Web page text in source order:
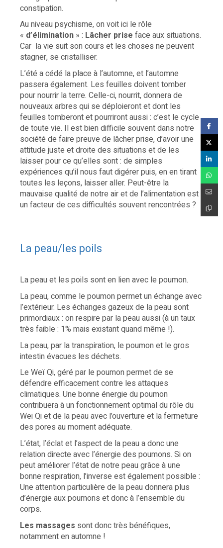
constipation.
Au niveau psychisme, on voit ici le rôle
« d’élimination » : Lâcher prise face aux situations.
Car la vie suit son cours et les choses ne peuvent
stagner, se cristalliser.
L’été a cédé la place à l’automne, et l’automne
passera également. Les feuilles doivent tomber
pour nourrir la terre. Celle-ci, nourrit, donnera de
nouveaux arbres qui se déploieront et dont les
feuilles tomberont et pourriront aussi : c’est le cycle
de toute vie. Il est bien difficile souvent dans notre
société de faire preuve de lâcher prise, d’avoir une
attitude juste et droite des situations et de les
laisser pour ce qu’elles sont : de simples
expériences qu’il nous faut digérer puis, en en tirant
toutes les leçons, laisser aller. Peut-être la
mauvaise qualité de notre air et de l’alimentation est
un facteur de ces difficultés souvent rencontrées ?
La peau/les poils
La peau et les poils sont en lien avec le poumon.
La peau, comme le poumon permet un échange avec
l’extérieur. Les échanges gazeux de la peau sont
primordiaux : on respire par la peau aussi (à un taux
très faible : 1% mais existant quand même !).
La peau, par la transpiration, le poumon et le gros
intestin évacues les déchets.
Le Weï Qi, géré par le poumon permet de se
défendre efficacement contre les attaques
climatiques. Une bonne énergie du poumon
contribuera à un fonctionnement optimal du rôle du
Wei Qi et de la peau avec l’ouverture et la fermeture
des pores au moment adéquate.
L’état, l’éclat et l’aspect de la peau a donc une
relation directe avec l’énergie des poumons. Si on
peut améliorer l’état de notre peau grâce à une
bonne respiration, l’inverse est également possible :
Une attention particulière de la peau donnera plus
d’énergie aux poumons et donc à l’ensemble du
corps.
Les massages sont donc très bénéfiques,
notamment en automne !